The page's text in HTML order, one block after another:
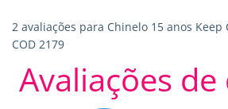
2 avaliações para Chinelo 15 anos
COD 2179
Avaliações